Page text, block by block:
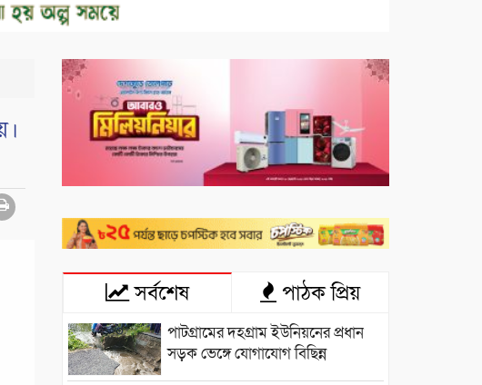
সর্বশেষ পাঠক প্রিয়
পাটগ্রামের দহগ্রাম ইউনিয়নের প্রধান
সড়ক ভেঙ্গে যোগাযোগ বিছিন্ন